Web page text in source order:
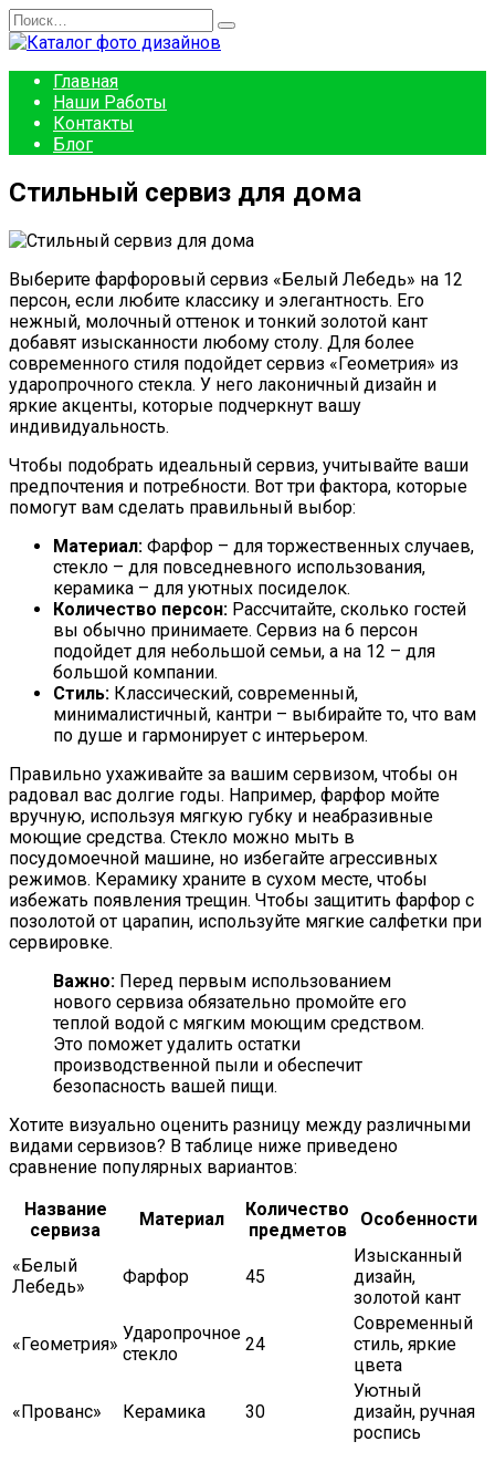
Перейти
к
Search
for:
Главная
Наши Работы
Контакты
Блог
Стильный сервиз для дома
Выберите фарфоровый сервиз «Белый Лебедь» на 12
персон, если любите классику и элегантность. Его
нежный, молочный оттенок и тонкий золотой кант
добавят изысканности любому столу. Для более
современного стиля подойдет сервиз «Геометрия» из
ударопрочного стекла. У него лаконичный дизайн и
яркие акценты, которые подчеркнут вашу
индивидуальность.
Чтобы подобрать идеальный сервиз, учитывайте ваши
предпочтения и потребности. Вот три фактора, которые
помогут вам сделать правильный выбор:
Материал: Фарфор – для торжественных случаев,
стекло – для повседневного использования,
керамика – для уютных посиделок.
Количество персон: Рассчитайте, сколько гостей
вы обычно принимаете. Сервиз на 6 персон
подойдет для небольшой семьи, а на 12 – для
большой компании.
Стиль: Классический, современный,
минималистичный, кантри – выбирайте то, что вам
по душе и гармонирует с интерьером.
Правильно ухаживайте за вашим сервизом, чтобы он
радовал вас долгие годы. Например, фарфор мойте
вручную, используя мягкую губку и неабразивные
моющие средства. Стекло можно мыть в
посудомоечной машине, но избегайте агрессивных
режимов. Керамику храните в сухом месте, чтобы
избежать появления трещин. Чтобы защитить фарфор с
позолотой от царапин, используйте мягкие салфетки при
сервировке.
Важно: Перед первым использованием
нового сервиза обязательно промойте его
теплой водой с мягким моющим средством.
Это поможет удалить остатки
производственной пыли и обеспечит
безопасность вашей пищи.
Хотите визуально оценить разницу между различными
видами сервизов? В таблице ниже приведено
сравнение популярных вариантов:
Название
сервиза
Материал
Количество
предметов
Особенности
«Белый
Лебедь»
Фарфор 45
Изысканный
дизайн,
золотой кант
«Геометрия»
Ударопрочное
стекло
24
Современный
стиль, яркие
цвета
«Прованс» Керамика 30
Уютный
дизайн, ручная
роспись